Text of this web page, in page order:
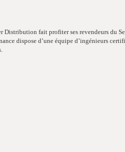
fait profiter ses revendeurs du
dispose d’une équipe d’ingénieurs